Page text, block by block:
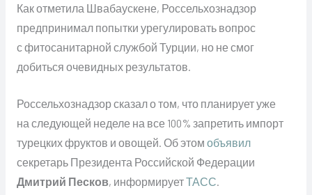
Как отметила Швабаускене, Россельхознадзор
предпринимал попытки урегулировать вопрос
с фитосанитарной службой Турции, но не смог
добиться очевидных результатов.
Россельхознадзор сказал о том, что планирует уже
на следующей неделе на все 100% запретить импорт
турецких фруктов и овощей. Об этом объявил
секретарь Президента Российской Федерации
Дмитрий Песков, информируетТАСС